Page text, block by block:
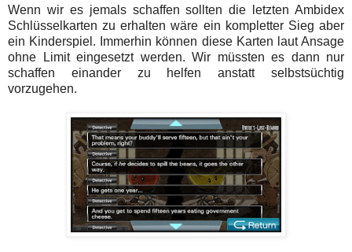
Wenn wir es jemals schaffen sollten die letzten Ambidex
Schlüsselkarten zu erhalten wäre ein kompletter Sieg aber
ein Kinderspiel. Immerhin können diese Karten laut Ansage
ohne Limit eingesetzt werden. Wir müssten es dann nur
schaffen einander zu helfen anstatt selbstsüchtig
vorzugehen.